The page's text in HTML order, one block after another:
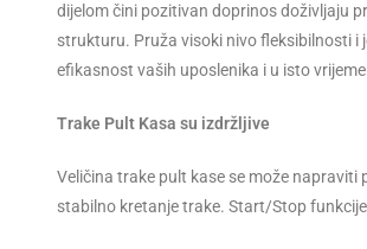
dijelom čini pozitivan doprinos doživljaju
strukturu. Pruža visoki nivo fleksibilnosti
efikasnost vaših uposlenika i u isto
Trake Pult Kasa su izdržljive
Veličina trake pult kase se može
stabilno kretanje trake. Start/Stop